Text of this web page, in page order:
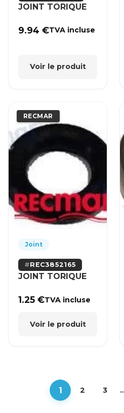
JOINT TORIQUE
9.94€TVA incluse
Voir le produit
RECMAR
Joint
REC3852165
JOINT TORIQUE
1.25€TVA incluse
Voir le produit
1 2 3